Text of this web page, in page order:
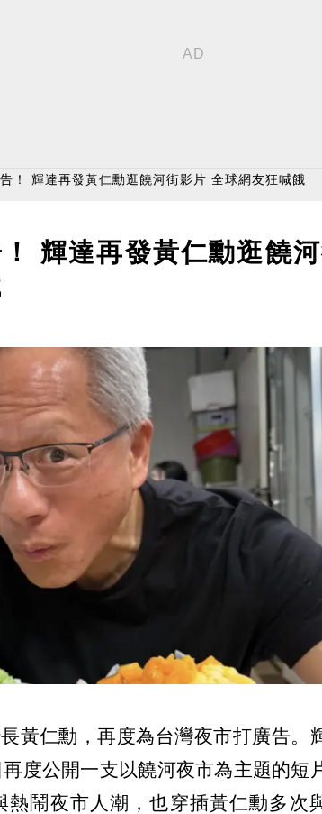
！ 輝達再發黃仁勳逛饒河街影片 全球網友狂喊餓
輝達再發黃仁勳逛饒
黃仁勳，再度為台灣夜市打廣告。
度公開一支以饒河夜市為主題的短
鬧夜市人潮，也穿插黃仁勳多次